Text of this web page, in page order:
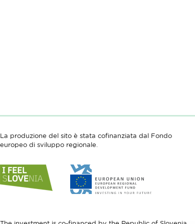
La produzione del sito è stata cofinanziata dal Fondo
europeo di sviluppo regionale.
Link
to
website
Slovenia
Link
to
website
Development